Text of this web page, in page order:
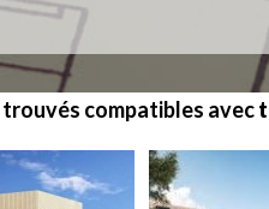
trouvés compatibles avec